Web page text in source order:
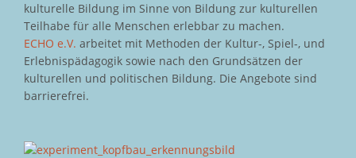
kulturelle Bildung im Sinne von Bildung zur kulturellen
Teilhabe für alle Menschen erlebbar zu machen.
ECHO e.V. arbeitet mit Methoden der Kultur-, Spiel-, und
Erlebnispädagogik sowie nach den Grundsätzen der
kulturellen und politischen Bildung. Die Angebote sind
barrierefrei.